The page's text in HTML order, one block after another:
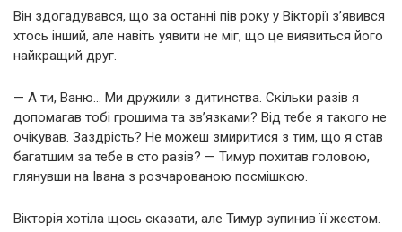
Він здогадувався, що за останні пів року у Вікторії з’явився
хтось інший, але навіть уявити не міг, що це виявиться його
найкращий друг.
— А ти, Ваню… Ми дружили з дитинства. Скільки разів я
допомагав тобі грошима та зв’язками? Від тебе я такого не
очікував. Заздрість? Не можеш змиритися з тим, що я став
багатшим за тебе в сто разів? — Тимур похитав головою,
глянувши на Івана з розчарованою посмішкою.
Вікторія хотіла щось сказати, але Тимур зупинив її жестом.